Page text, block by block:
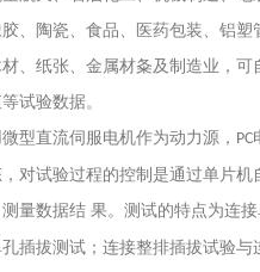
、陶瓷、食品、医药包装、铝塑
、纸张、金属材夈及制造业，可
试验数据。
型直流伺服电机作为动力源， PC
对试验过程的控制是通过单片机
量数据结 果。测试的特点为连
插拔测试；连接整排插拔试验与